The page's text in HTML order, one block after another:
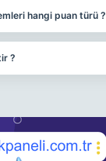
hangi puan türü ?
?